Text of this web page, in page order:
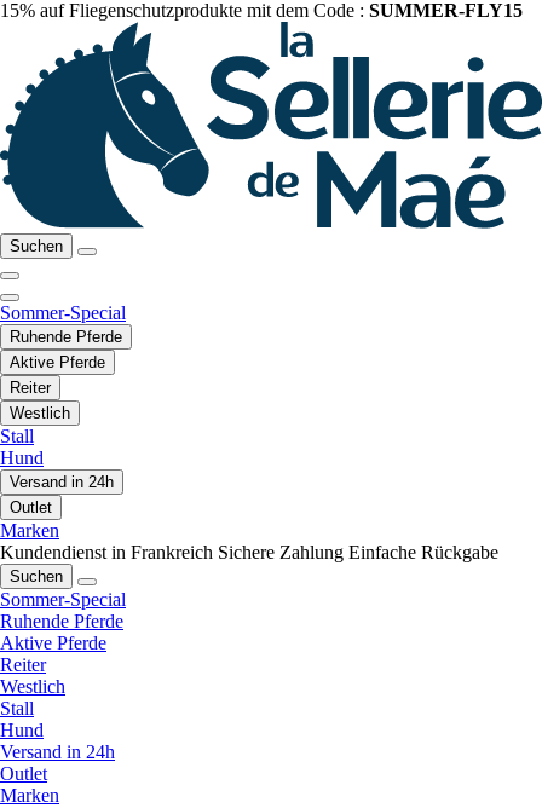
15% auf Fliegenschutzprodukte mit dem Code : SUMMER-FLY15
Suchen
Sommer-Special
Ruhende Pferde
Aktive Pferde
Reiter
Westlich
Stall
Hund
Versand in 24h
Outlet
Marken
Kundendienst in Frankreich Sichere Zahlung Einfache Rückgabe
Suchen
Sommer-Special
Ruhende Pferde
Aktive Pferde
Reiter
Westlich
Stall
Hund
Versand in 24h
Outlet
Marken